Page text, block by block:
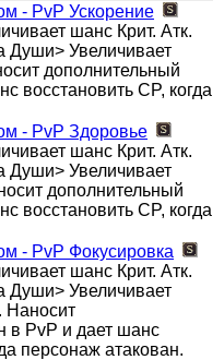
- PvP Ускорение
шанс Крит. Атк.
Души> Увеличивает
дополнительный
восстановить CP, когда
- PvP Здоровье
шанс Крит. Атк.
Души> Увеличивает
дополнительный
восстановить CP, когда
- PvP Фокусировка
шанс Крит. Атк.
Души> Увеличивает
Наносит
в PvP и дает шанс
персонаж атакован.